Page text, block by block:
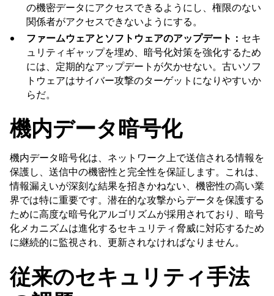
の機密データにアクセスできるようにし、権限のない
関係者がアクセスできないようにする。
ファームウェアとソフトウェアのアップデート： セキ
ュリティギャップを埋め、暗号化対策を強化するため
には、定期的なアップデートが欠かせない。古いソフ
トウェアはサイバー攻撃のターゲットになりやすいか
らだ。
機内データ暗号化
機内データ暗号化は、ネットワーク上で送信される情報を
保護し、送信中の機密性と完全性を保証します。これは、
情報漏えいが深刻な結果を招きかねない、機密性の高い業
界では特に重要です。潜在的な攻撃からデータを保護する
ために高度な暗号化アルゴリズムが採用されており、暗号
化メカニズムは進化するセキュリティ脅威に対応するため
に継続的に監視され、更新されなければなりません。
従来のセキュリティ手法